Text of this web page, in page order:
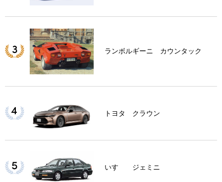
ランボルギーニ カウンタック
トヨタ クラウン
いすゞ ジェミニ